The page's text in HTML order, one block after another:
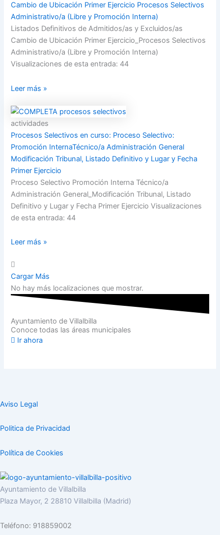
Cambio de Ubicación Primer Ejercicio Procesos Selectivos
Administrativo/a (Libre y Promoción Interna)
Listados Definitivos de Admitidos/as y Excluidos/as
Cambio de Ubicación Primer Ejercicio_Procesos Selectivos
Administrativo/a (Libre y Promoción Interna)
Visualizaciones de esta entrada: 44
Leer más »
actividades
Procesos Selectivos en curso: Proceso Selectivo:
Promoción InternaTécnico/a Administración General
Modificación Tribunal, Listado Definitivo y Lugar y Fecha
Primer Ejercicio
Proceso Selectivo Promoción Interna Técnico/a
Administración General_Modificación Tribunal, Listado
Definitivo y Lugar y Fecha Primer Ejercicio Visualizaciones
de esta entrada: 44
Leer más »
Cargar Más
No hay más localizaciones que mostrar.
Ayuntamiento de Villalbilla
Conoce todas las áreas municipales
Ir ahora
Aviso Legal
Politica de Privacidad
Política de Cookies
Ayuntamiento de Villalbilla
Plaza Mayor, 2 28810 Villalbilla (Madrid)
Teléfono: 918859002